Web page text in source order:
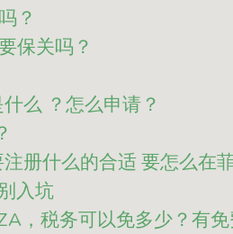
？
保关吗？
么 ？怎么申请？
册什么的合适 要怎么在
入坑
，税务可以免多少？有免